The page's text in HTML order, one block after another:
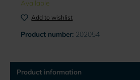
Available
Add to wishlist
Product number: 202054
Product information